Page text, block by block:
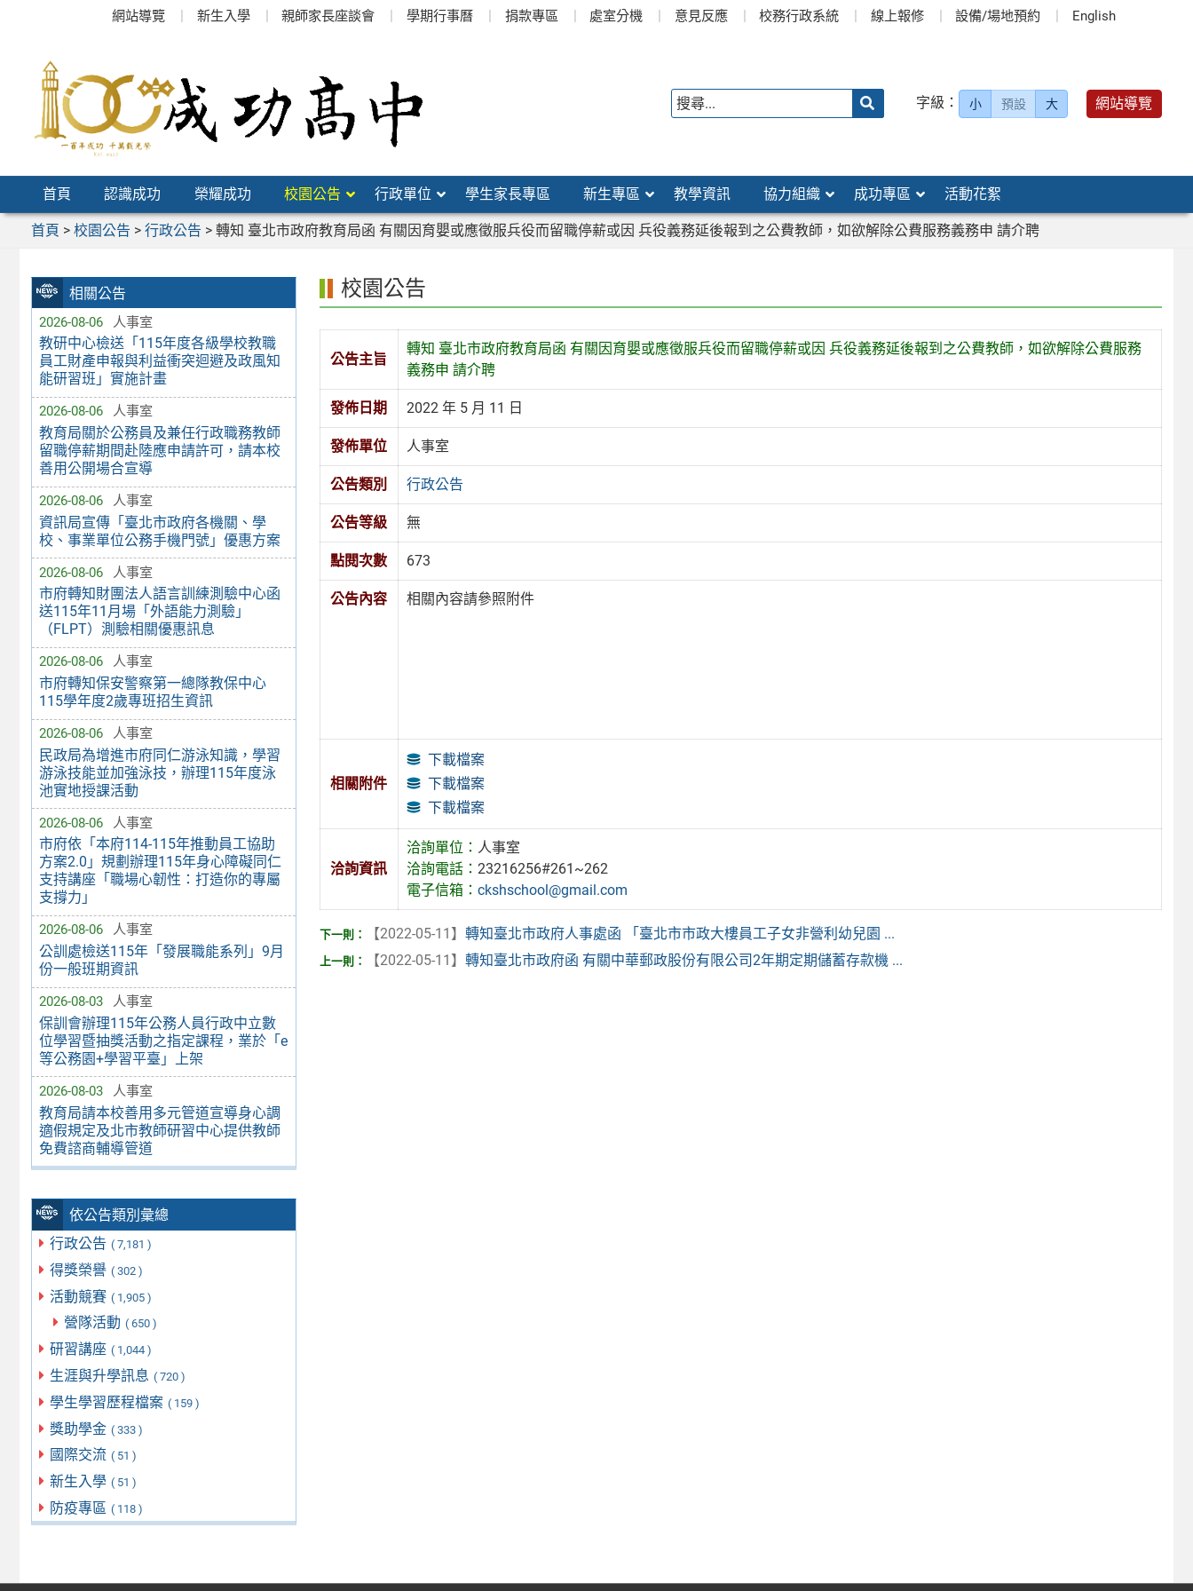
網站導覽 新生入學 親師家長座談會 學期行事曆 捐款專區 處室分機 意見反應 校務行政系統 線上報修 設備/場地預約 English
字級： 小 預設 大 網站導覽
首頁 認識成功 榮耀成功 校園公告 行政單位 學生家長專區 新生專區 教學資訊 協力組織 成功專區 活動花絮
首頁 > 校園公告 > 行政公告 > 轉知 臺北市政府教育局函 有關因育嬰或應徵服兵役而留職停薪或因 兵役義務延後報到之公費教師，如欲解除公費服務義務申 請介聘
相關公告
2026-08-06 人事室
教研中心檢送「115年度各級學校教職
員工財產申報與利益衝突迴避及政風知
能研習班」實施計畫
2026-08-06 人事室
教育局關於公務員及兼任行政職務教師
留職停薪期間赴陸應申請許可，請本校
善用公開場合宣導
2026-08-06 人事室
資訊局宣傳「臺北市政府各機關、學
校、事業單位公務手機門號」優惠方案
2026-08-06 人事室
市府轉知財團法人語言訓練測驗中心函
送115年11月場「外語能力測驗」
（FLPT）測驗相關優惠訊息
2026-08-06 人事室
市府轉知保安警察第一總隊教保中心
115學年度2歲專班招生資訊
2026-08-06 人事室
民政局為增進市府同仁游泳知識，學習
游泳技能並加強泳技，辦理115年度泳
池實地授課活動
2026-08-06 人事室
市府依「本府114-115年推動員工協助
方案2.0」規劃辦理115年身心障礙同仁
支持講座「職場心韌性：打造你的專屬
支撐力」
2026-08-06 人事室
公訓處檢送115年「發展職能系列」9月
份一般班期資訊
2026-08-03 人事室
保訓會辦理115年公務人員行政中立數
位學習暨抽獎活動之指定課程，業於「e
等公務園+學習平臺」上架
2026-08-03 人事室
教育局請本校善用多元管道宣導身心調
適假規定及北市教師研習中心提供教師
免費諮商輔導管道
依公告類別彙總
行政公告 ( 7,181 )
得獎榮譽 ( 302 )
活動競賽 ( 1,905 )
營隊活動 ( 650 )
研習講座 ( 1,044 )
生涯與升學訊息 ( 720 )
學生學習歷程檔案 ( 159 )
獎助學金 ( 333 )
國際交流 ( 51 )
新生入學 ( 51 )
防疫專區 ( 118 )
校園公告
公告主旨
轉知 臺北市政府教育局函 有關因育嬰或應徵服兵役而留職停薪或因 兵役義務延後報到之公費教師，如欲解除公費服務
義務申 請介聘
發佈日期 2022 年 5 月 11 日
發佈單位 人事室
公告類別 行政公告
公告等級 無
點閱次數 673
公告內容 相關內容請參照附件
相關附件
下載檔案
下載檔案
下載檔案
洽詢資訊
洽詢單位： 人事室
洽詢電話：23216256#261~262
電子信箱：ckshschool@gmail.com
【2022-05-11】 轉知臺北市政府人事處函 「臺北市市政大樓員工子女非營利幼兒園 ...
【2022-05-11】 轉知臺北市政府函 有關中華郵政股份有限公司2年期定期儲蓄存款機 ...